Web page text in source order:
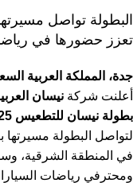
البطولة تواصل
تعزز حضورها في
جدة، المملكة العربية السعودية – 13
أعلنت شركة نيسان
بطولة نيسان للتطعيس 2025
لتواصل البطولة مسيرتها
في المنطقة الشرقية،
ومحترفي رياضات